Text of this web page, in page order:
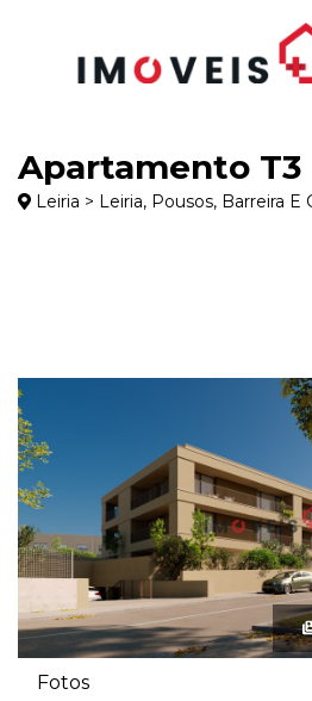
Apartamento T3
Leiria > Leiria, Pousos, Barreira E
Fotos